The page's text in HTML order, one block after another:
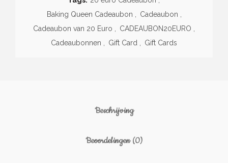
Baking Queen Cadeaubon
Cadeaubon
Cadeaubon van 20 Euro
CADEAUBON20EURO
Cadeaubonnen
Gift Card Gift Cards
Beschrijving
Beoordelingen (0)